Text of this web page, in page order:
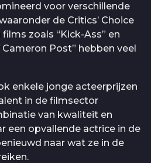
voor verschillende
de Critics’ Choice
zoals “Kick-Ass” en
Post” hebben veel
enkele jonge acteerprijzen
in de filmsector
van kwaliteit en
een opvallende actrice in de
naar wat ze in de